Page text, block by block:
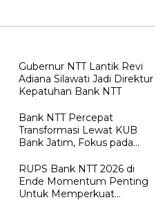
Gubernur NTT Lantik Revi
Adiana Silawati Jadi Direktur
Kepatuhan Bank NTT
Bank NTT Percepat
Transformasi Lewat KUB
Bank Jatim, Fokus pada
Bisnis Daerah
RUPS Bank NTT 2026 di
Ende Momentum Penting
Untuk Memperkuat